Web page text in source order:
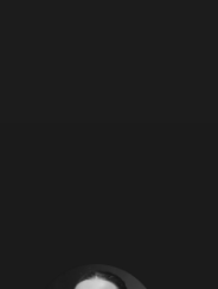
Image